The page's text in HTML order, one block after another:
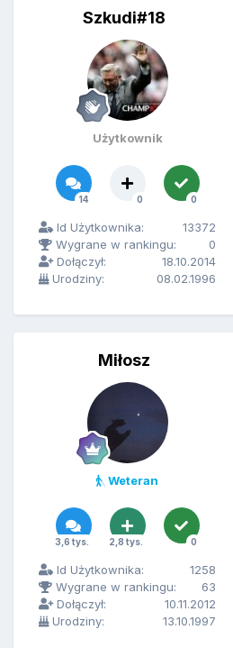
Szkudi#18
Użytkownik
14 0 0
Id Użytkownika:
13372
Wygrane w rankingu:
0
Dołączył:
18.10.2014
Urodziny:
08.02.1996
Miłosz
Weteran
3,6 tys. 2,8 tys. 0
Id Użytkownika:
1258
Wygrane w rankingu:
63
Dołączył:
10.11.2012
Urodziny:
13.10.1997